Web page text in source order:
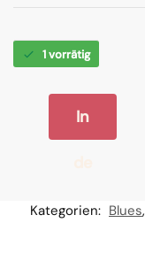
1 vorrätig
In
n
Kategorien: Blues,